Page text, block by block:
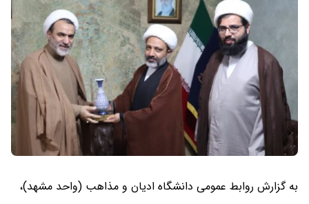
به گزارش روابط عمومی دانشگاه ادیان و مذاهب (واحد مشهد)،